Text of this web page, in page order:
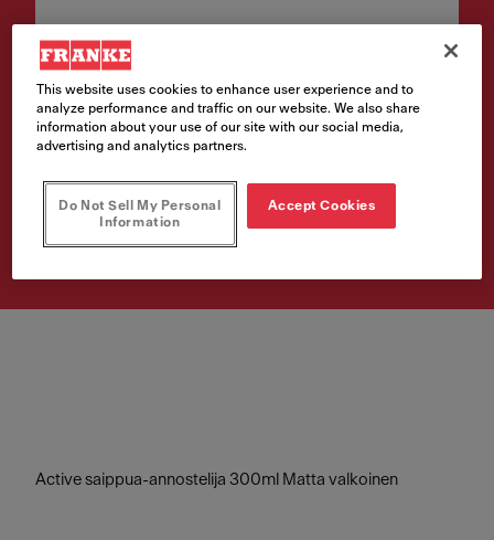
Lisätarvikkeet
Active saippua-annostelija
300ml
Tuotenumero
Active saippua-annostelija 300ml Matta valkoinen
This website uses cookies to enhance user experience and to
analyze performance and traffic on our website. We also share
information about your use of our site with our social media,
advertising and analytics partners.
Do Not Sell My Personal
Information
Accept Cookies